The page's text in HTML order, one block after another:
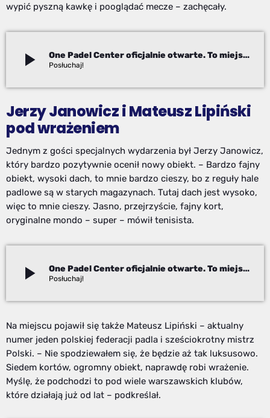
wypić pyszną kawkę i pooglądać mecze – zachęcały.
play_arrow One Padel Center oficjalnie otwarte. To miejsce robi ogromne wrażenie
Jerzy Janowicz i Mateusz Lipiński
pod wrażeniem
Jednym z gości specjalnych wydarzenia był Jerzy Janowicz,
który bardzo pozytywnie ocenił nowy obiekt. – Bardzo fajny
obiekt, wysoki dach, to mnie bardzo cieszy, bo z reguły hale
padlowe są w starych magazynach. Tutaj dach jest wysoko,
więc to mnie cieszy. Jasno, przejrzyście, fajny kort,
oryginalne mondo – super – mówił tenisista.
play_arrow One Padel Center oficjalnie otwarte. To miejsce robi ogromne wrażenie
Na miejscu pojawił się także Mateusz Lipiński – aktualny
numer jeden polskiej federacji padla i sześciokrotny mistrz
Polski. – Nie spodziewałem się, że będzie aż tak luksusowo.
Siedem kortów, ogromny obiekt, naprawdę robi wrażenie.
Myślę, że podchodzi to pod wiele warszawskich klubów,
które działają już od lat – podkreślał.